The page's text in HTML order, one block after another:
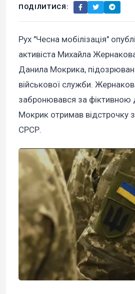
ПОДІЛИТИСЯ:
Рух "Чесна мобілізація"
активіста Михайла
Данила Мокрика,
військової служби. Жернаков
забронювався за фіктивною
Мокрик отримав відстрочку
СРСР.